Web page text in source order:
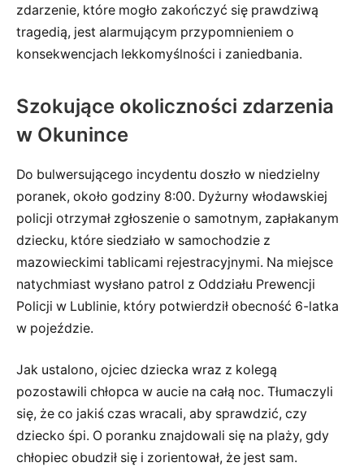
zdarzenie, które mogło zakończyć się prawdziwą
tragedią, jest alarmującym przypomnieniem o
konsekwencjach lekkomyślności i zaniedbania.
Szokujące okoliczności zdarzenia
w Okunince
Do bulwersującego incydentu doszło w niedzielny
poranek, około godziny 8:00. Dyżurny włodawskiej
policji otrzymał zgłoszenie o samotnym, zapłakanym
dziecku, które siedziało w samochodzie z
mazowieckimi tablicami rejestracyjnymi. Na miejsce
natychmiast wysłano patrol z Oddziału Prewencji
Policji w Lublinie, który potwierdził obecność 6-latka
w pojeździe.
Jak ustalono, ojciec dziecka wraz z kolegą
pozostawili chłopca w aucie na całą noc. Tłumaczyli
się, że co jakiś czas wracali, aby sprawdzić, czy
dziecko śpi. O poranku znajdowali się na plaży, gdy
chłopiec obudził się i zorientował, że jest sam.